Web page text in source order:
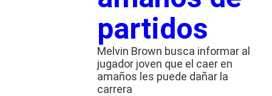
partidos
Melvin Brown busca informar al
jugador joven que el caer en
amaños les puede dañar la
carrera